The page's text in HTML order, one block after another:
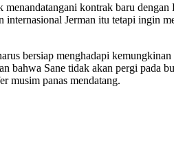
kontrak baru
Jerman itu tetapi ingin
bersiap menghadapi
Sane tidak akan pergi pada
musim panas mendatang.